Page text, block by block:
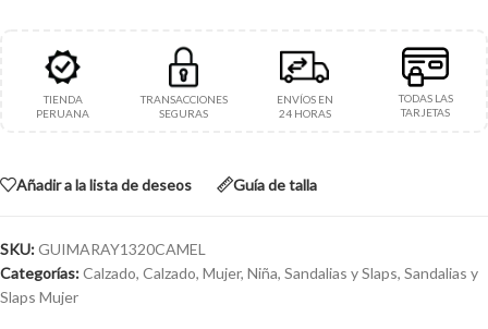
TIENDA
PERUANA
TRANSACCIONES
SEGURAS
ENVÍOS EN
24 HORAS
TODAS LAS
TARJETAS
Añadir a la lista de deseos Guía de talla
SKU:GUIMARAY1320CAMEL
Categorías:Calzado, Calzado, Mujer, Niña, Sandalias y Slaps, Sandalias y
Slaps Mujer